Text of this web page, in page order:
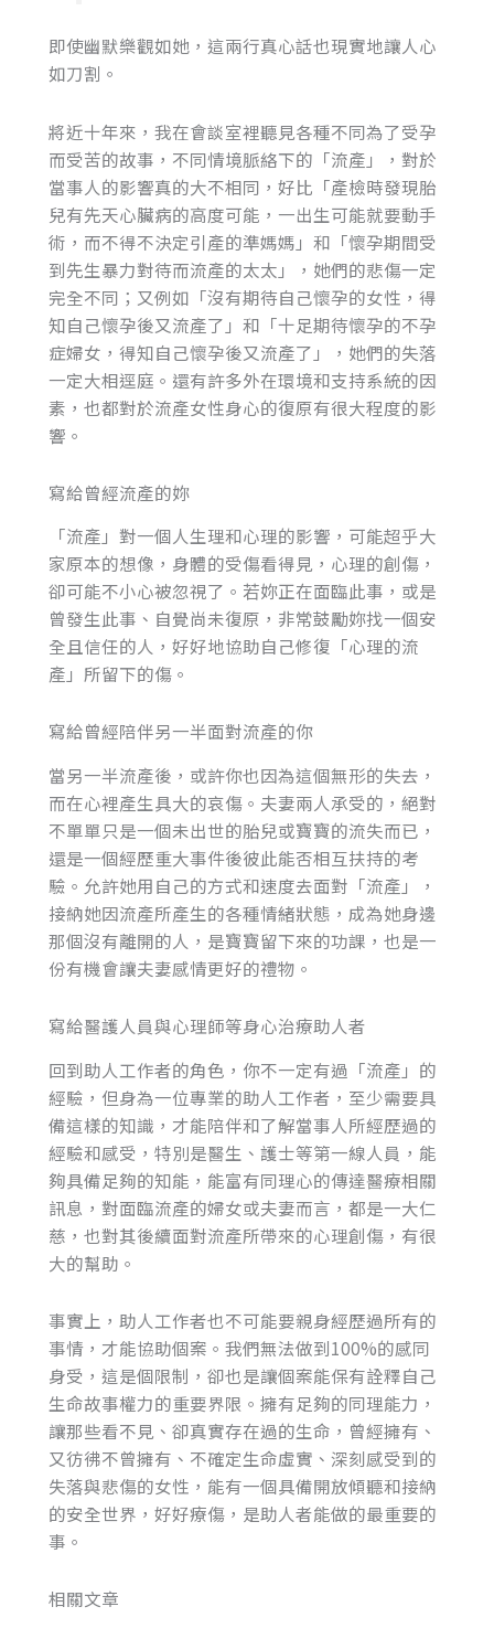
即使幽默樂觀如她，這兩行真心話也現實地讓人心
如刀割。
將近十年來，我在會談室裡聽見各種不同為了受孕
而受苦的故事，不同情境脈絡下的「流產」，對於
當事人的影響真的大不相同，好比「產檢時發現胎
兒有先天心臟病的高度可能，一出生可能就要動手
術，而不得不決定引產的準媽媽」和「懷孕期間受
到先生暴力對待而流產的太太」，她們的悲傷一定
完全不同；又例如「沒有期待自己懷孕的女性，得
知自己懷孕後又流產了」和「十足期待懷孕的不孕
症婦女，得知自己懷孕後又流產了」，她們的失落
一定大相逕庭。還有許多外在環境和支持系統的因
素，也都對於流產女性身心的復原有很大程度的影
響。
寫給曾經流產的妳
「流產」對一個人生理和心理的影響，可能超乎大
家原本的想像，身體的受傷看得見，心理的創傷，
卻可能不小心被忽視了。若妳正在面臨此事，或是
曾發生此事、自覺尚未復原，非常鼓勵妳找一個安
全且信任的人，好好地協助自己修復「心理的流
產」所留下的傷。
寫給曾經陪伴另一半面對流產的你
當另一半流產後，或許你也因為這個無形的失去，
而在心裡產生具大的哀傷。夫妻兩人承受的，絕對
不單單只是一個未出世的胎兒或寶寶的流失而已，
還是一個經歷重大事件後彼此能否相互扶持的考
驗。允許她用自己的方式和速度去面對「流產」，
接納她因流產所產生的各種情緒狀態，成為她身邊
那個沒有離開的人，是寶寶留下來的功課，也是一
份有機會讓夫妻感情更好的禮物。
寫給醫護人員與心理師等身心治療助人者
回到助人工作者的角色，你不一定有過「流產」的
經驗，但身為一位專業的助人工作者，至少需要具
備這樣的知識，才能陪伴和了解當事人所經歷過的
經驗和感受，特別是醫生、護士等第一線人員，能
夠具備足夠的知能，能富有同理心的傳達醫療相關
訊息，對面臨流產的婦女或夫妻而言，都是一大仁
慈，也對其後續面對流產所帶來的心理創傷，有很
大的幫助。
事實上，助人工作者也不可能要親身經歷過所有的
事情，才能協助個案。我們無法做到100%的感同
身受，這是個限制，卻也是讓個案能保有詮釋自己
生命故事權力的重要界限。擁有足夠的同理能力，
讓那些看不見、卻真實存在過的生命，曾經擁有、
又彷彿不曾擁有、不確定生命虛實、深刻感受到的
失落與悲傷的女性，能有一個具備開放傾聽和接納
的安全世界，好好療傷，是助人者能做的最重要的
事。
相關文章